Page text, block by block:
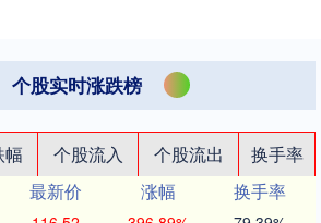
个股实时涨跌榜
幅 个股流入 个股流出
换手率
最新价 涨幅
换手率